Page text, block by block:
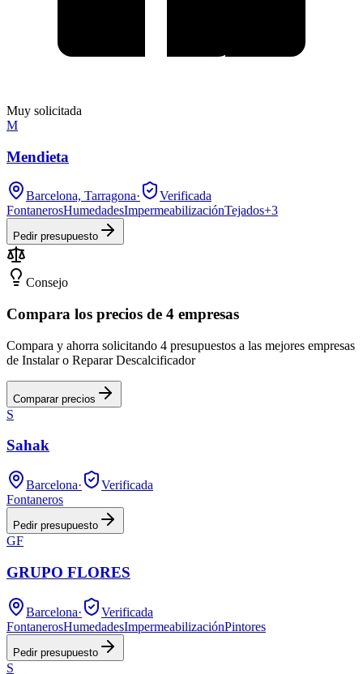
Muy solicitada
M
Mendieta
Barcelona, Tarragona·
Verificada
FontanerosHumedadesImpermeabilizaciónTejados+3
Pedir presupuesto
Consejo
Compara los precios de 4 empresas
Compara y ahorra solicitando 4 presupuestos a las mejores empresas
de Instalar o Reparar Descalcificador
Comparar precios
S
Sahak
Barcelona·
Verificada
Fontaneros
Pedir presupuesto
GF
GRUPO FLORES
Barcelona·
Verificada
FontanerosHumedadesImpermeabilizaciónPintores
Pedir presupuesto
S